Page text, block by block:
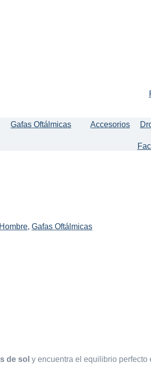
Gafas Oftálmicas Accesorios
, Gafas Oftálmicas
de sol y encuentra el equilibrio